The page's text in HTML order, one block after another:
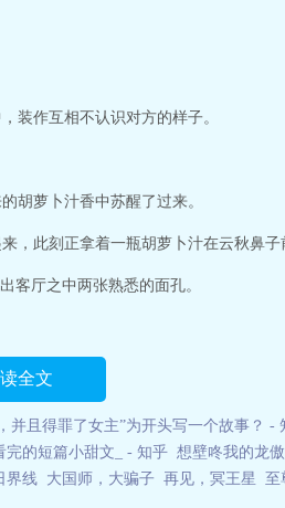
装作互相不认识对方的样子。
胡萝卜汁香中苏醒了过来。
，此刻正拿着一瓶胡萝卜汁在云秋鼻子
客厅之中两张熟悉的面孔。
全文
并且得罪了女主”为开头写一个故事？ -
完的短篇小甜文_ - 知乎 想壁咚我的龙
界线 大国师，大骗子 再见，冥王星 至